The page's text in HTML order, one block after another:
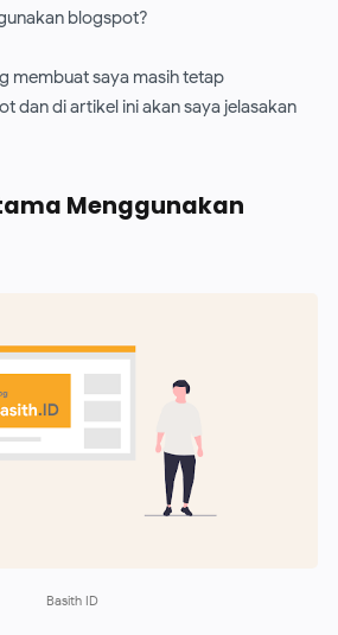
blogspot?
membuat saya masih tetap
dan di artikel ini akan saya jelasakan
Menggunakan
Basith ID